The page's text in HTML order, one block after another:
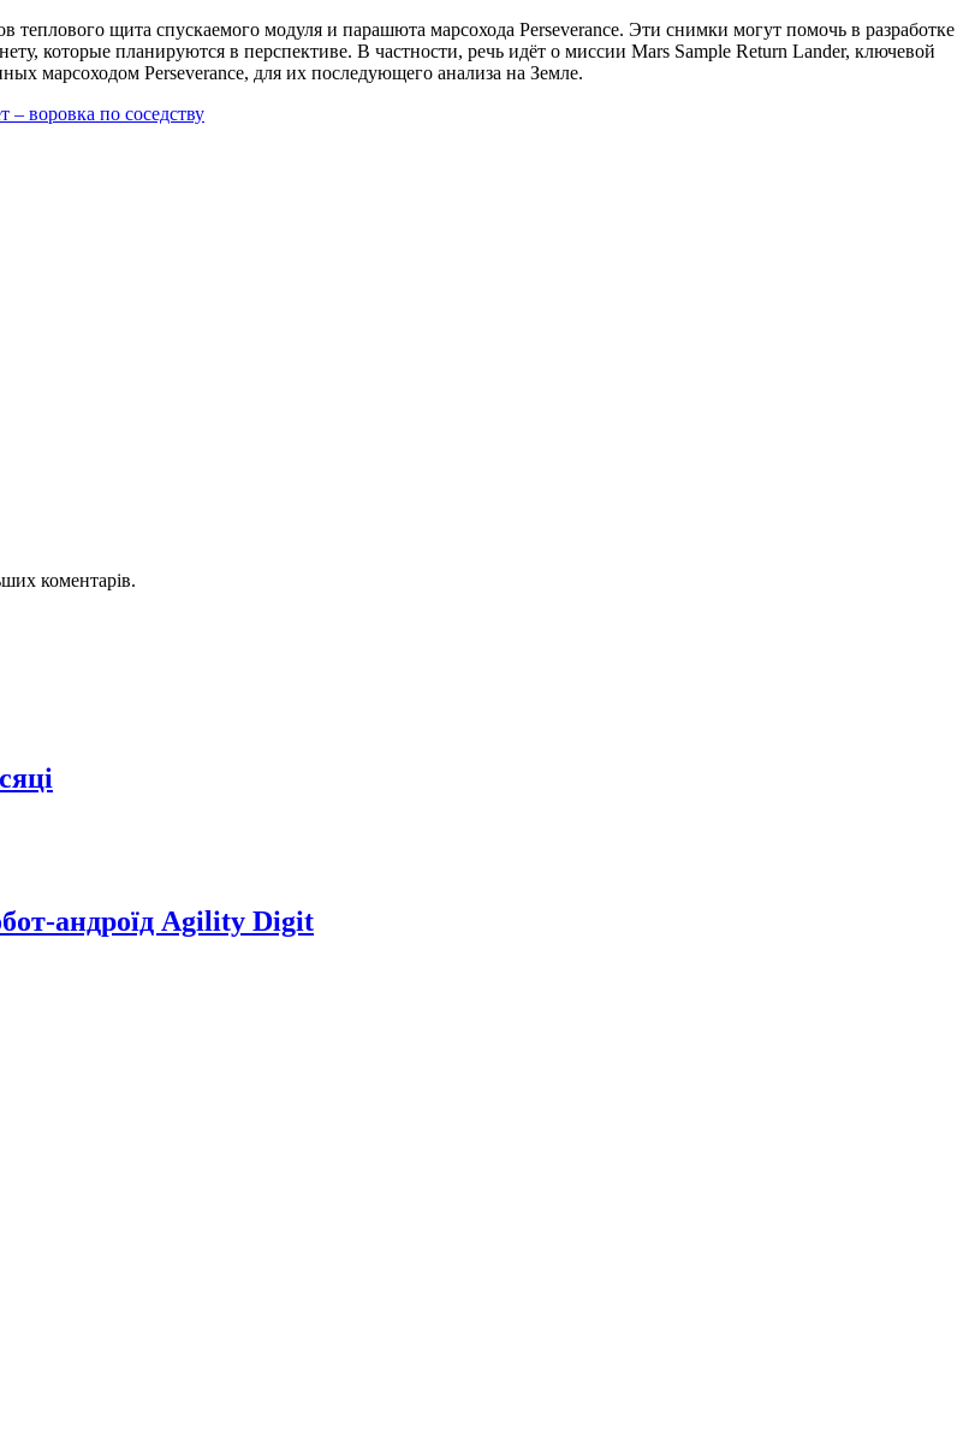
щита спускаемого модуля и парашюта марсохода Perseverance. Эти снимки могут помочь в разработке
которые планируются в перспективе. В частности, речь идёт о миссии Mars Sample Return Lander, ключевой
марсоходом Perseverance, для их последующего анализа на Земле.
воровка по соседству
коментарів.
андроїд Agility Digit